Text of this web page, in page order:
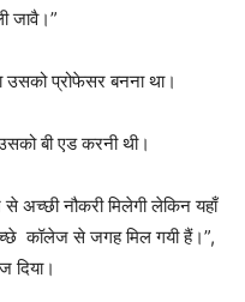
जावै।”
उसको प्रोफेसर बनना था।
बी एड करनी थी।
अच्छी नौकरी मिलेगी लेकिन यहाँ
कॉलेज से जगह मिल गयी हैं।”,
दिया।